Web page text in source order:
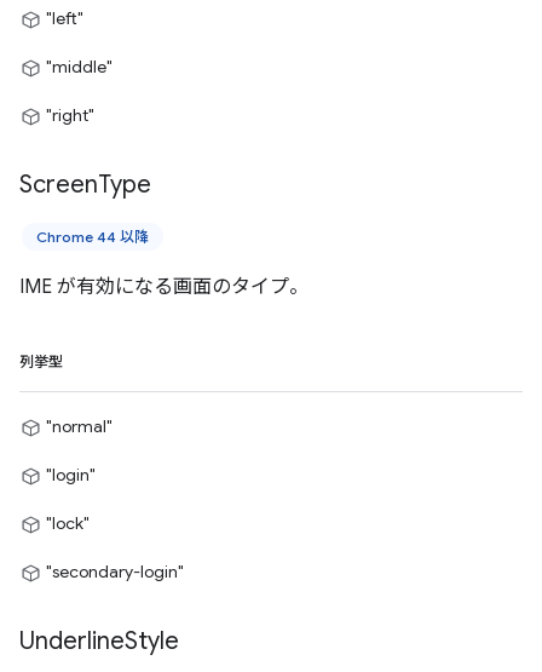
"left"
"middle"
"right"
ScreenType
Chrome 44 以降
IME が有効になる画面のタイプ。
列挙型
"normal"
"login"
"lock"
"secondary-login"
UnderlineStyle